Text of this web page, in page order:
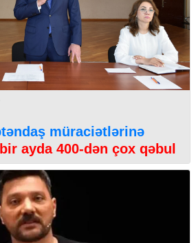
müraciətlərinə
bir ayda 400-dən çox qəbul